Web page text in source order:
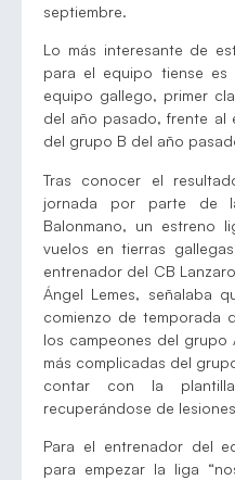
septiembre.
Lo más interesante de
para el equipo tiense
equipo gallego, primer
del año pasado, frente al
del grupo B del año
Tras conocer el
jornada por parte de
Balonmano, un estreno
vuelos en tierras
entrenador del CB
Ángel Lemes, señalaba
comienzo de temporada
los campeones del grupo
más complicadas del
contar con la
recuperándose de
Para el entrenador del
para empezar la liga